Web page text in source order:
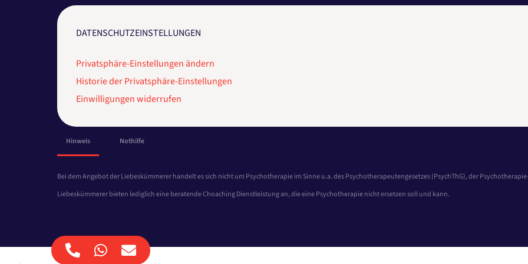
DATENSCHUTZEINSTELLUNGEN
Privatsphäre-Einstellungen ändern
Historie der Privatsphäre-Einstellungen
Einwilligungen widerrufen
Hinweis Nothilfe
Bei dem Angebot der Liebeskümmerer handelt es sich nicht um Psychotherapie im Sinne u.a. des Psychotherapeutengesetzes (PsychThG), der
Liebeskümmerer bieten lediglich eine beratende Choaching Dienstleistung an, die eine Psychotherapie nicht ersetzen soll und kann.